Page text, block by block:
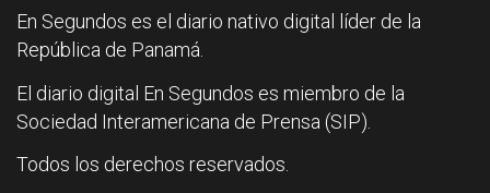
En Segundos es el diario nativo digital líder de la
República de Panamá.
El diario digital En Segundos es miembro de la
Sociedad Interamericana de Prensa (SIP).
Todos los derechos reservados.